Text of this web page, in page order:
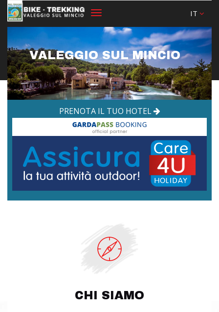
Toggle
navigation
IT
VALEGGIO SUL MINCIO
PRENOTA IL TUO HOTEL
CHI SIAMO